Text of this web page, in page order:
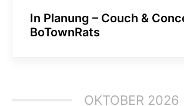
In Planung – Couch &
BoTownRats
OKTOBER 2026